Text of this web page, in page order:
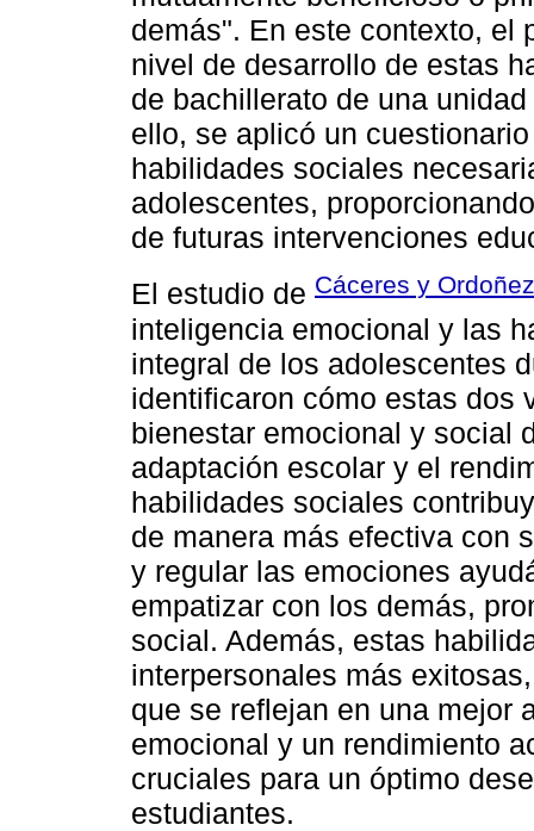
demás". En este contexto, el
nivel de desarrollo de estas
de bachillerato de una
ello, se aplicó un
habilidades sociales
adolescentes,
de futuras intervenciones
El estudio de Cáceres y
inteligencia emocional y las
integral de los adolescentes
identificaron cómo estas dos
bienestar emocional y social
adaptación escolar y el
habilidades sociales
de manera más efectiva con
y regular las emociones
empatizar con los demás,
social. Además, estas
interpersonales más
que se reflejan en una mejor
emocional y un rendimiento
cruciales para un óptimo
estudiantes.